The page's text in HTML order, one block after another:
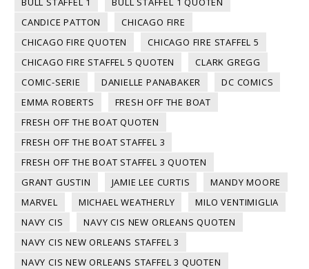
CANDICE PATTON
CHICAGO FIRE
CHICAGO FIRE QUOTEN
CHICAGO FIRE STAFFEL 5
CHICAGO FIRE STAFFEL 5 QUOTEN
CLARK GREGG
COMIC-SERIE
DANIELLE PANABAKER
DC COMICS
EMMA ROBERTS
FRESH OFF THE BOAT
FRESH OFF THE BOAT QUOTEN
FRESH OFF THE BOAT STAFFEL 3
FRESH OFF THE BOAT STAFFEL 3 QUOTEN
GRANT GUSTIN
JAMIE LEE CURTIS
MANDY MOORE
MARVEL
MICHAEL WEATHERLY
MILO VENTIMIGLIA
NAVY CIS
NAVY CIS NEW ORLEANS QUOTEN
NAVY CIS NEW ORLEANS STAFFEL 3
NAVY CIS NEW ORLEANS STAFFEL 3 QUOTEN